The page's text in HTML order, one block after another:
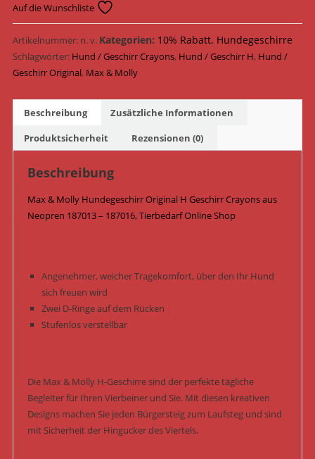
Molly
Hundegeschirr
Original
H
Geschirr
187013
187016
/
Crayons
Auf die Wunschliste
Artikelnummer: n. v. Kategorien: 10% Rabatt, Hundegeschirre
Schlagwörter: Hund / Geschirr Crayons, Hund / Geschirr H, Hund /
Geschirr Original, Max & Molly
Beschreibung
Zusätzliche Informationen
Produktsicherheit
Rezensionen (0)
Beschreibung
Max & Molly Hundegeschirr Original H Geschirr Crayons aus
Neopren 187013 – 187016, Tierbedarf Online Shop
Angenehmer, weicher Tragekomfort, über den Ihr Hund
sich freuen wird
Zwei D-Ringe auf dem Rücken
Stufenlos verstellbar
Die Max & Molly H-Geschirre sind der perfekte tägliche
Begleiter für Ihren Vierbeiner und Sie. Mit diesen kreativen
Designs machen Sie jeden Bürgersteig zum Laufsteg und sind
mit Sicherheit der Hingucker des Viertels.